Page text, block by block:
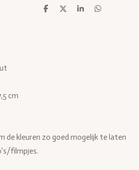
D
D
S
D
cm
de kleuren zo goed mogelijk te laten
filmpjes.